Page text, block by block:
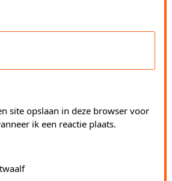
site opslaan in deze browser voor
ik een reactie plaats.
twaalf